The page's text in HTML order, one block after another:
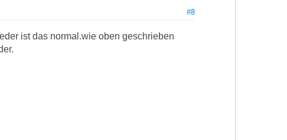
#8
ist das normal.wie oben geschrieben